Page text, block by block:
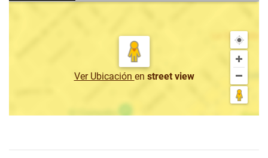
Ver Ubicación en street view